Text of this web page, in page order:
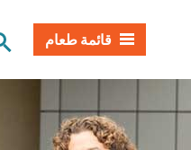
بحث الموقعقائمة طعام